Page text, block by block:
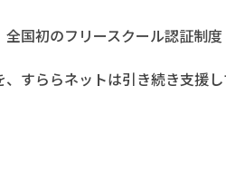
国初のフリースクール認証制
すららネットは引き続き支援し